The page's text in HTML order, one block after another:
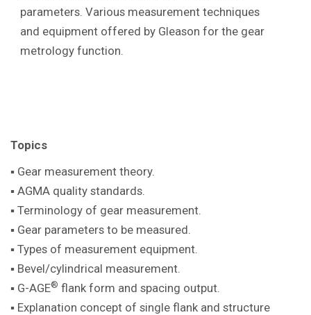
parameters. Various measurement techniques
and equipment offered by Gleason for the gear
metrology function.
Topics
▪ Gear measurement theory.
▪ AGMA quality standards.
▪ Terminology of gear measurement.
▪ Gear parameters to be measured.
▪ Types of measurement equipment.
▪ Bevel/cylindrical measurement.
▪ G-AGE® flank form and spacing output.
▪ Explanation concept of single flank and structure